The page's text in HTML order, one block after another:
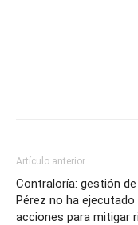
Artículo anterior
Contraloría: gestión de
Pérez no ha ejecutado
acciones para mitigar